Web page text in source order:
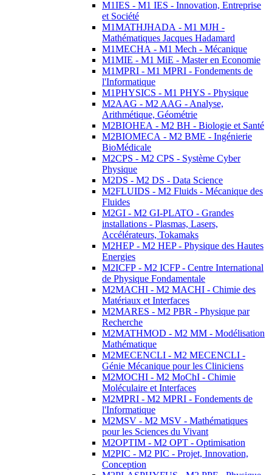
M1IES - M1 IES - Innovation, Entreprise
et Société
M1MATHJHADA - M1 MJH -
Mathématiques Jacques Hadamard
M1MECHA - M1 Mech - Mécanique
M1MIE - M1 MiE - Master en Economie
M1MPRI - M1 MPRI - Fondements de
l'Informatique
M1PHYSICS - M1 PHYS - Physique
M2AAG - M2 AAG - Analyse,
Arithmétique, Géométrie
M2BIOHEA - M2 BH - Biologie et Santé
M2BIOMECA - M2 BME - Ingénierie
BioMédicale
M2CPS - M2 CPS - Système Cyber
Physique
M2DS - M2 DS - Data Science
M2FLUIDS - M2 Fluids - Mécanique des
Fluides
M2GI - M2 GI-PLATO - Grandes
installations - Plasmas, Lasers,
Accélérateurs, Tokamaks
M2HEP - M2 HEP - Physique des Hautes
Energies
M2ICFP - M2 ICFP - Centre International
de Physique Fondamentale
M2MACHI - M2 MACHI - Chimie des
Matériaux et Interfaces
M2MARES - M2 PBR - Physique par
Recherche
M2MATHMOD - M2 MM - Modélisation
Mathématique
M2MECENCLI - M2 MECENCLI -
Génie Mécanique pour les Cliniciens
M2MOCHI - M2 MoChI - Chimie
Moléculaire et Interfaces
M2MPRI - M2 MPRI - Fondements de
l'Informatique
M2MSV - M2 MSV - Mathématiques
pour les Sciences du Vivant
M2OPTIM - M2 OPT - Optimisation
M2PIC - M2 PIC - Projet, Innovation,
Conception